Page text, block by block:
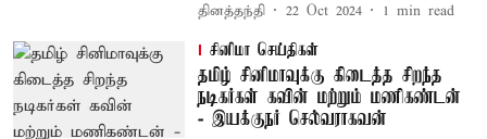
தினத்தந்தி 22 Oct 2024 1 min read
சினிமா செய்திகள்
தமிழ் சினிமாவுக்கு கிடைத்த சிறந்த
நடிகர்கள் கவின் மற்றும் மணிகண்டன்
- இயக்குநர் செல்வராகவன்